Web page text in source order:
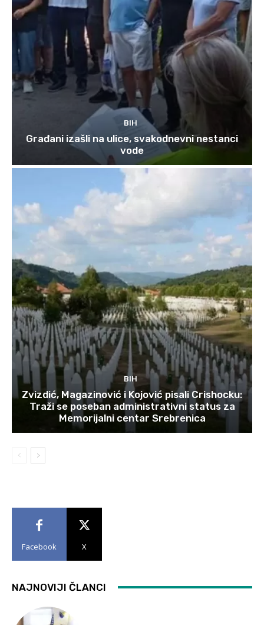
BIH
Građani izašli na ulice, svakodnevni nestanci
vode
BIH
Zvizdić, Magazinović i Kojović pisali Crishocku:
Traži se poseban administrativni status za
Memorijalni centar Srebrenica
Facebook X
NAJNOVIJI ČLANCI